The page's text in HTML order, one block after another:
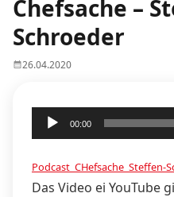
Chefsache –
Schroeder
26.04.2020
Audio-
Player
00:00
Podcast_CHefsache_Steffen-
Das Video ei YouTube